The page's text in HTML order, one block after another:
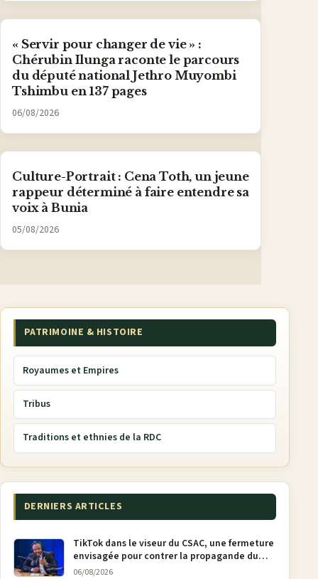
« Servir pour changer de vie » :
Chérubin Ilunga raconte le parcours
du député national Jethro Muyombi
Tshimbu en 137 pages
06/08/2026
Culture-Portrait : Cena Toth, un jeune
rappeur déterminé à faire entendre sa
voix à Bunia
05/08/2026
PATRIMOINE & HISTOIRE
Royaumes et Empires
Tribus
Traditions et ethnies de la RDC
DERNIERS ARTICLES
TikTok dans le viseur du CSAC, une fermeture
envisagée pour contrer la propagande du
M23
06/08/2026